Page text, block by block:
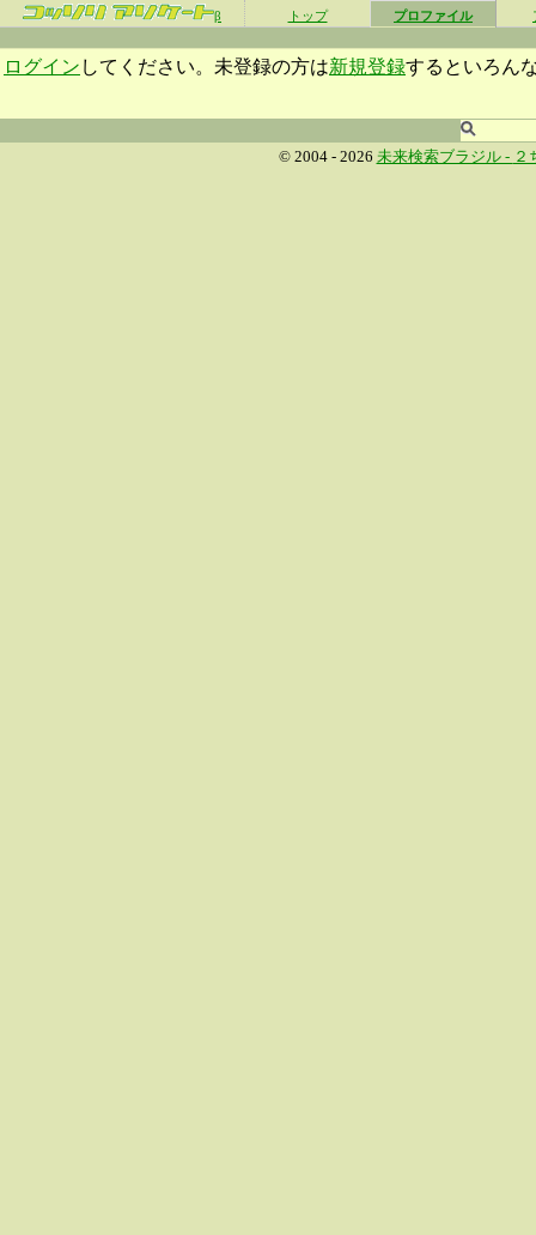
β トップ プロファイル
ログイン してください。未登録の方は新規登録するといろん
© 2004 - 2026 未来検索ブラジル - ２